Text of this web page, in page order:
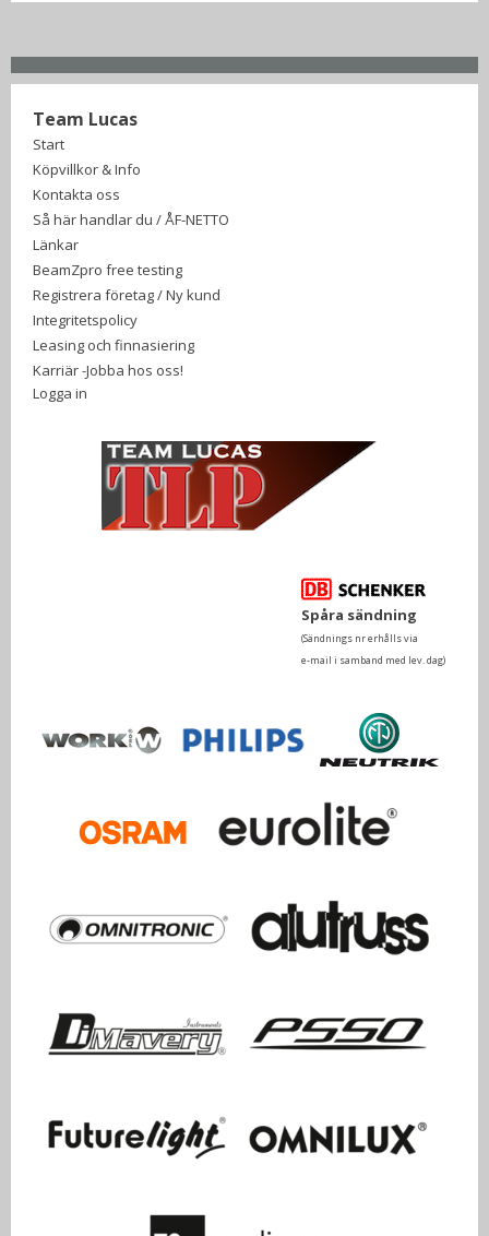
Team Lucas
Start
Köpvillkor & Info
Kontakta oss
Så här handlar du / ÅF-NETTO
Länkar
BeamZpro free testing
Registrera företag / Ny kund
Integritetspolicy
Leasing och finnasiering
Karriär -Jobba hos oss!
Logga in
Spåra sändning
(Sändnings nr erhålls via
e-mail i samband med lev. dag)